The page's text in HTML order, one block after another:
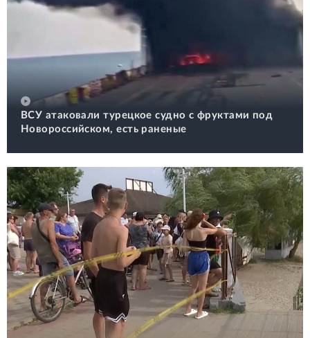
ВСУ атаковали турецкое судно с фруктами под
Новороссийском, есть раненые